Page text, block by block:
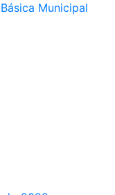
Municipal